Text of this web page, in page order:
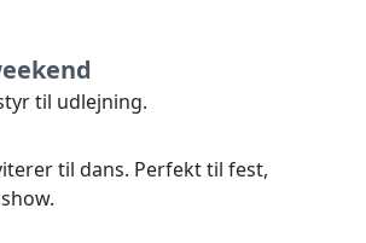
til udlejning.
til dans. Perfekt til fest,